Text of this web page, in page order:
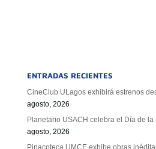
ENTRADAS RECIENTES
CineClub ULagos exhibirá estrenos
agosto, 2026
Planetario USACH celebra el Día de
agosto, 2026
Pinacoteca UMCE exhibe obras